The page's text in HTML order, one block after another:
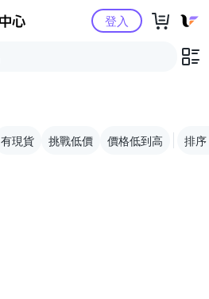
Yahoo購物中心登入
有現貨 挑戰低價 價格低到高 排序